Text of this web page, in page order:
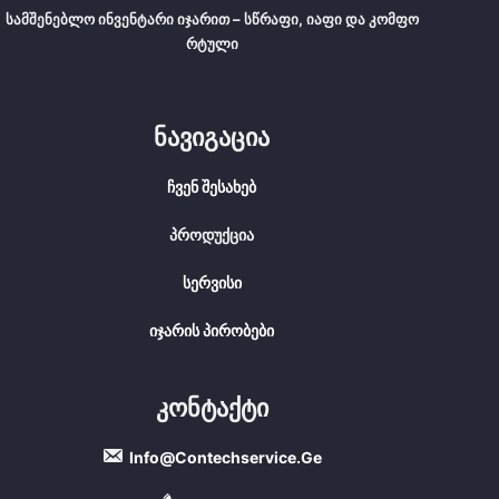
Სამშენებლო Ინვენტარი Იჯარით – Სწრაფი, Იაფი Და Კომფო
Რტული
Ნავიგაცია
Ჩვენ Შესახებ
Პროდუქცია
Სერვისი
Იჯარის Პირობები
Კონტაქტი
Info@contechservice.ge